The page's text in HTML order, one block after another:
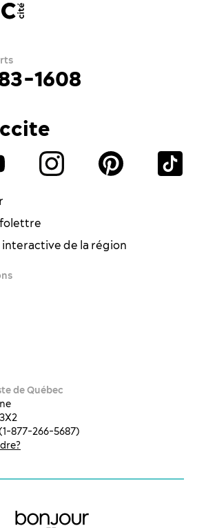
1608
de la région
de Québec
877-266-5687)